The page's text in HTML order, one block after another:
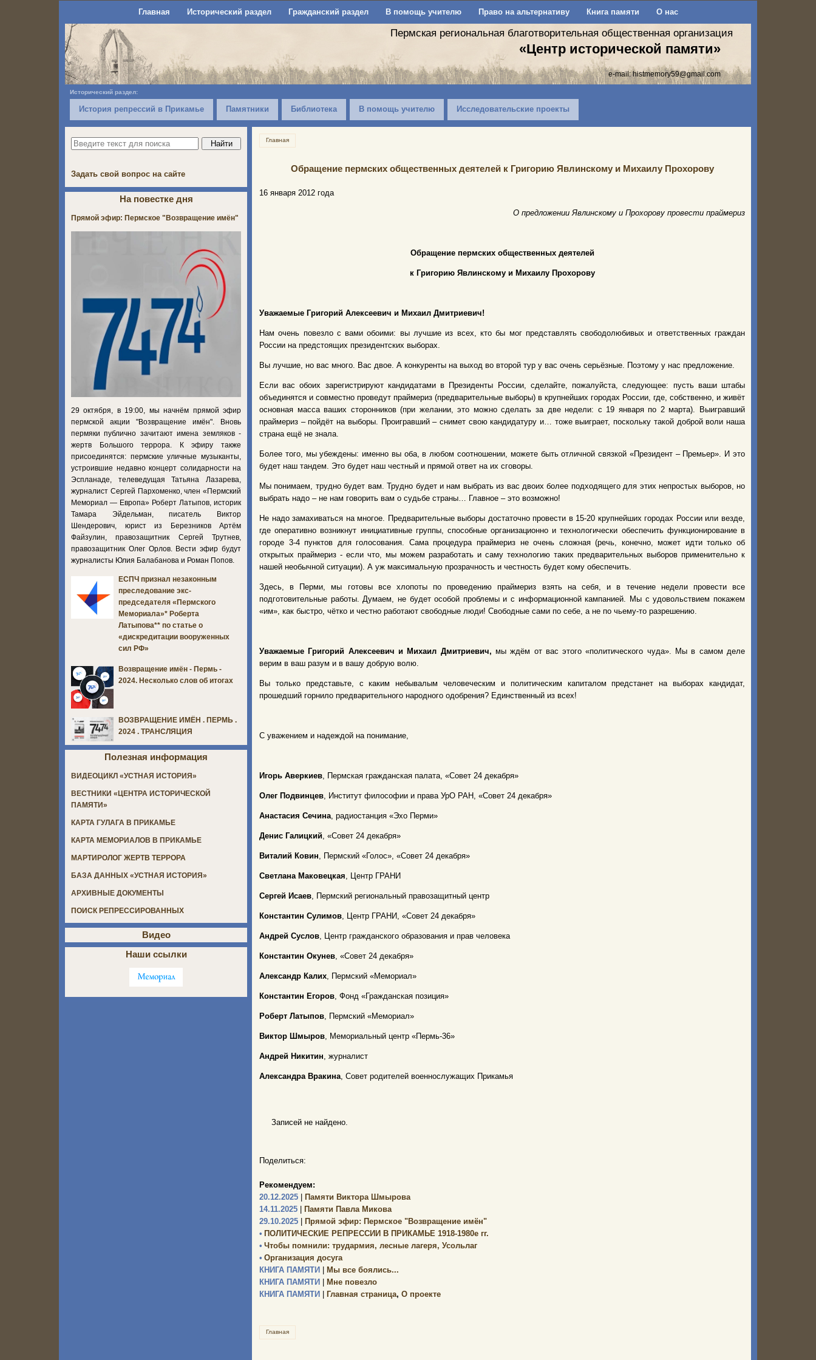
Главная Исторический раздел Гражданский раздел В помощь учителю Право на альтернативу Книга памяти О нас
Пермская региональная благотворительная общественная организация
«Центр исторической памяти»
e-mail:histmemory59@gmail.com
Исторический раздел:
История репрессий в Прикамье Памятники Библиотека В помощь учителю Исследовательские проекты
Главная
Обращение пермских общественных деятелей к Григорию Явлинскому и Михаилу Прохорову
16 января 2012 года
О предложении Явлинскому и Прохорову провести праймериз
Обращение пермских общественных деятелей
к Григорию Явлинскому и Михаилу Прохорову
Уважаемые Григорий Алексеевич и Михаил Дмитриевич!
Нам очень повезло с вами обоими: вы лучшие из всех, кто бы мог представлять свободолюбивых и ответственных граждан
России на предстоящих президентских выборах.
Вы лучшие, но вас много. Вас двое. А конкуренты на выход во второй тур у вас очень серьёзные. Поэтому у нас предложение.
Если вас обоих зарегистрируют кандидатами в Президенты России, сделайте, пожалуйста, следующее: пусть ваши штабы
объединятся и совместно проведут праймериз (предварительные выборы) в крупнейших городах России, где, собственно, и живёт
основная масса ваших сторонников (при желании, это можно сделать за две недели: с 19 января по 2 марта). Выигравший
праймериз – пойдёт на выборы. Проигравший – снимет свою кандидатуру и… тоже выиграет, поскольку такой доброй воли наша
страна ещё не знала.
Более того, мы убеждены: именно вы оба, в любом соотношении, можете быть отличной связкой «Президент – Премьер». И это
будет наш тандем. Это будет наш честный и прямой ответ на их сговоры.
Мы понимаем, трудно будет вам. Трудно будет и нам выбрать из вас двоих более подходящего для этих непростых выборов, но
выбрать надо – не нам говорить вам о судьбе страны… Главное – это возможно!
Не надо замахиваться на многое. Предварительные выборы достаточно провести в 15-20 крупнейших городах России или везде,
где оперативно возникнут инициативные группы, способные организационно и технологически обеспечить функционирование в
городе 3-4 пунктов для голосования. Сама процедура праймериз не очень сложная (речь, конечно, может идти только об
открытых праймериз - если что, мы можем разработать и саму технологию таких предварительных выборов применительно к
нашей необычной ситуации). А уж максимальную прозрачность и честность будет кому обеспечить.
Здесь, в Перми, мы готовы все хлопоты по проведению праймериз взять на себя, и в течение недели провести все
подготовительные работы. Думаем, не будет особой проблемы и с информационной кампанией. Мы с удовольствием покажем
«им», как быстро, чётко и честно работают свободные люди! Свободные сами по себе, а не по чьему-то разрешению.
Уважаемые Григорий Алексеевич и Михаил Дмитриевич, мы ждём от вас этого «политического чуда». Мы в самом деле
верим в ваш разум и в вашу добрую волю.
Вы только представьте, с каким небывалым человеческим и политическим капиталом предстанет на выборах кандидат,
прошедший горнило предварительного народного одобрения? Единственный из всех!
С уважением и надеждой на понимание,
Игорь Аверкиев, Пермская гражданская палата, «Совет 24 декабря»
Олег Подвинцев, Институт философии и права УрО РАН, «Совет 24 декабря»
Анастасия Сечина, радиостанция «Эхо Перми»
Денис Галицкий, «Совет 24 декабря»
Виталий Ковин, Пермский «Голос», «Совет 24 декабря»
Светлана Маковецкая, Центр ГРАНИ
Сергей Исаев, Пермский региональный правозащитный центр
Константин Сулимов, Центр ГРАНИ, «Совет 24 декабря»
Андрей Суслов, Центр гражданского образования и прав человека
Константин Окунев, «Совет 24 декабря»
Александр Калих, Пермский «Мемориал»
Константин Егоров, Фонд «Гражданская позиция»
Роберт Латыпов, Пермский «Мемориал»
Виктор Шмыров, Мемориальный центр «Пермь-36»
Андрей Никитин, журналист
Александра Вракина, Совет родителей военнослужащих Прикамья
Записей не найдено.
Поделиться:
Рекомендуем:
20.12.2025
Памяти Виктора Шмырова
14.11.2025
Памяти Павла Микова
29.10.2025
Прямой эфир: Пермское "Возвращение имён"
• ПОЛИТИЧЕСКИЕ РЕПРЕССИИ В ПРИКАМЬЕ 1918-1980е гг.
• Чтобы помнили: трудармия, лесные лагеря, Усольлаг
• Организация досуга
КНИГА ПАМЯТИ
Мы все боялись...
КНИГА ПАМЯТИ
Мне повезло
КНИГА ПАМЯТИ
Главная страница, О проекте
Главная
Задать свой вопрос на сайте
На повестке дня
Прямой эфир: Пермское "Возвращение имён"
29 октября, в 19:00, мы начнём прямой эфир
пермской акции "Возвращение имён". Вновь
пермяки публично зачитают имена земляков -
жертв Большого террора. К эфиру также
присоединятся: пермские уличные музыканты,
устроившие недавно концерт солидарности на
Эспланаде, телеведущая Татьяна Лазарева,
журналист Сергей Пархоменко, член «Пермский
Мемориал — Европа» Роберт Латыпов, историк
Тамара Эйдельман, писатель Виктор
Шендерович, юрист из Березников Артём
Файзулин, правозащитник Сергей Трутнев,
правозащитник Олег Орлов. Вести эфир будут
журналисты Юлия Балабанова и Роман Попов.
ЕСПЧ признал незаконным
преследование экс-
председателя «Пермского
Мемориала»* Роберта
Латыпова** по статье о
«дискредитации вооруженных
сил РФ»
Возвращение имён - Пермь -
2024. Несколько слов об итогах
ВОЗВРАЩЕНИЕ ИМЁН . ПЕРМЬ .
2024 . ТРАНСЛЯЦИЯ
Полезная информация
ВИДЕОЦИКЛ «УСТНАЯ ИСТОРИЯ»
ВЕСТНИКИ «ЦЕНТРА ИСТОРИЧЕСКОЙ
ПАМЯТИ»
КАРТА ГУЛАГА В ПРИКАМЬЕ
КАРТА МЕМОРИАЛОВ В ПРИКАМЬЕ
МАРТИРОЛОГ ЖЕРТВ ТЕРРОРА
БАЗА ДАННЫХ «УСТНАЯ ИСТОРИЯ»
АРХИВНЫЕ ДОКУМЕНТЫ
ПОИСК РЕПРЕССИРОВАННЫХ
Видео
Наши ссылки